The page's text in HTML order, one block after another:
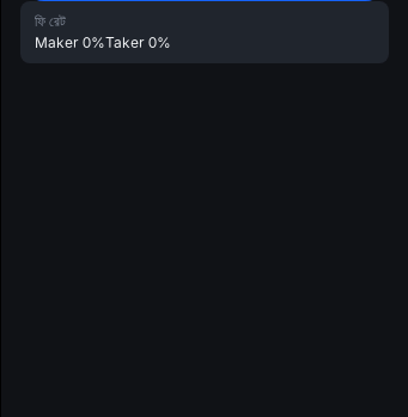
ফি রেট
Maker 0%Taker 0%